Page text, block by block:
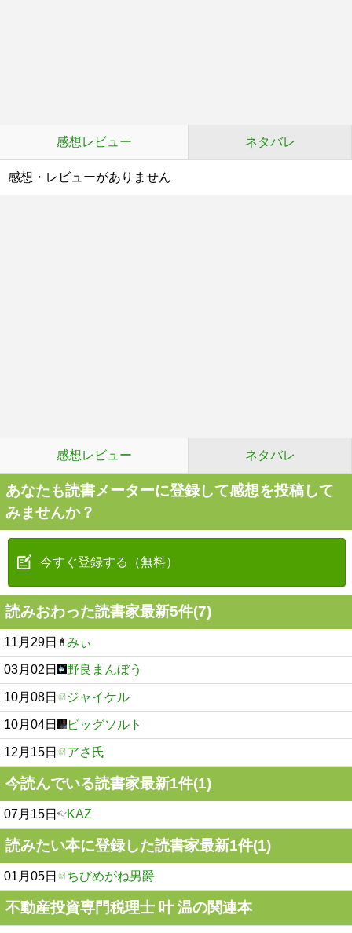
感想レビュー ネタバレ
感想・レビューがありません
感想レビュー ネタバレ
あなたも読書メーターに登録して感想を投稿して
みませんか？
今すぐ登録する（無料）
読みおわった読書家最新5件(7)
11月29日 みぃ
03月02日 野良まんぼう
10月08日 ジャイケル
10月04日 ビッグソルト
12月15日 アさ氏
今読んでいる読書家最新1件(1)
07月15日 KAZ
読みたい本に登録した読書家最新1件(1)
01月05日 ちびめがね男爵
不動産投資専門税理士 叶 温の関連本